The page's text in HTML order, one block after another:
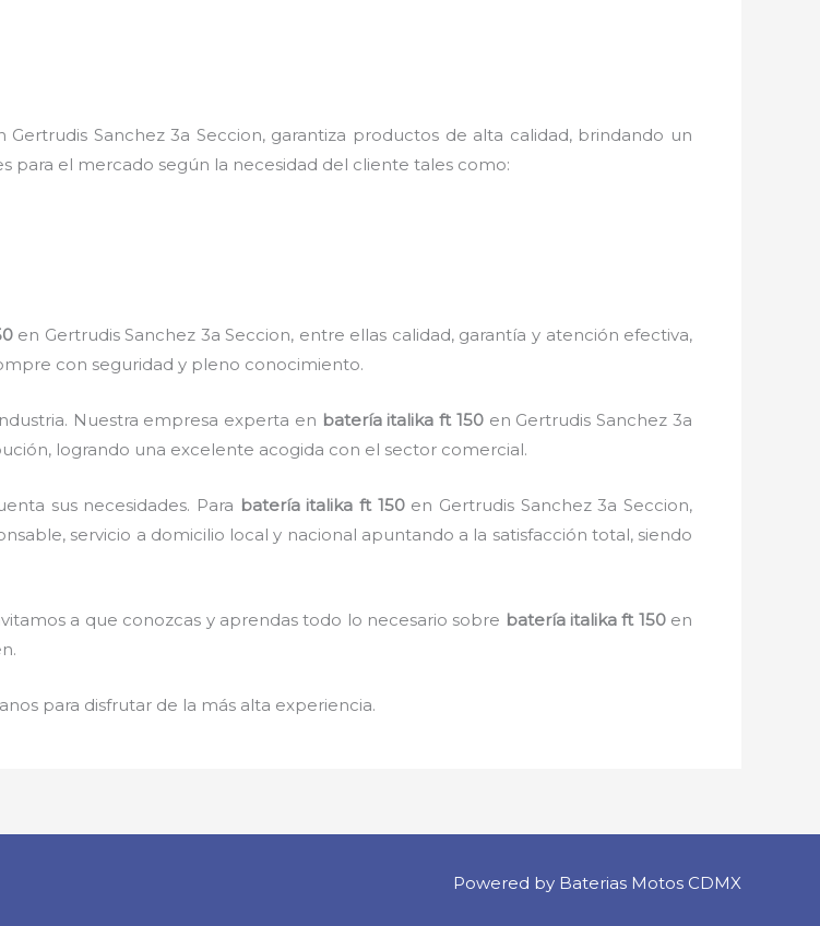
Gertrudis Sanchez 3a Seccion, garantiza productos de alta calidad, brindando un
para el mercado según la necesidad del cliente tales como:
en Gertrudis Sanchez 3a Seccion, entre ellas calidad, garantía y atención efectiva,
con seguridad y pleno conocimiento.
Nuestra empresa experta en batería italika ft 150en Gertrudis Sanchez 3a
logrando una excelente acogida con el sector comercial.
sus necesidades. Para batería italika ft 150en Gertrudis Sanchez 3a Seccion,
servicio a domicilio local y nacional apuntando a la satisfacción total, siendo
a que conozcas y aprendas todo lo necesario sobre batería italika ft 150en
para disfrutar de la más alta experiencia.
Powered by Baterias Motos CDMX